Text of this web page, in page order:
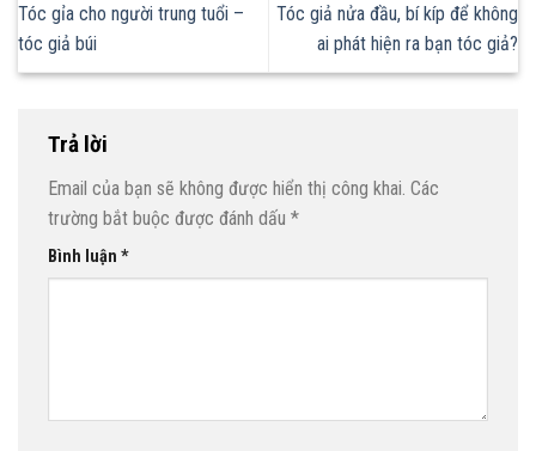
Tóc gỉa cho người trung tuổi –
tóc giả búi
Tóc giả nửa đầu, bí kíp để không
ai phát hiện ra bạn tóc giả?
Trả lời
Email của bạn sẽ không được hiển thị công khai. Các
trường bắt buộc được đánh dấu *
Bình luận *